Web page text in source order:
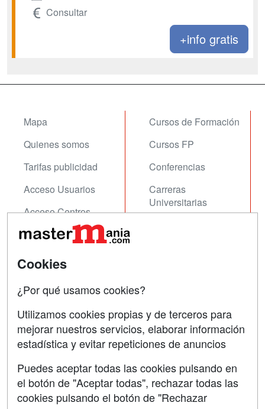
Consultar
+info gratis
Mapa
Quienes somos
Tarifas publicidad
Acceso Usuarios
Acceso Centros
Cursos de Formación
Cursos FP
Conferencias
Carreras
Universitarias
Contactar
Copyleft
Grupo formazion:
Cookies
¿Por qué usamos cookies?
Utilizamos cookies propias y de terceros para
mejorar nuestros servicios, elaborar información
estadística y evitar repeticiones de anuncios
Puedes aceptar todas las cookies pulsando en
el botón de "Aceptar todas", rechazar todas las
cookies pulsando el botón de "Rechazar